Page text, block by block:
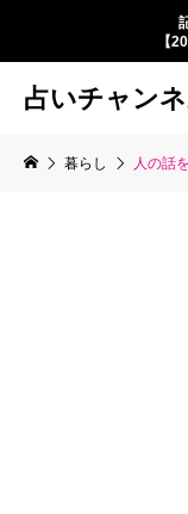
【
占いチャン
暮らし 人の話